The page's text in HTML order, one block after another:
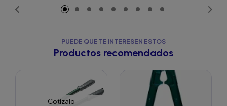
PUEDE QUE TE INTERESEN ESTOS
Productos recomendados
Cotízalo